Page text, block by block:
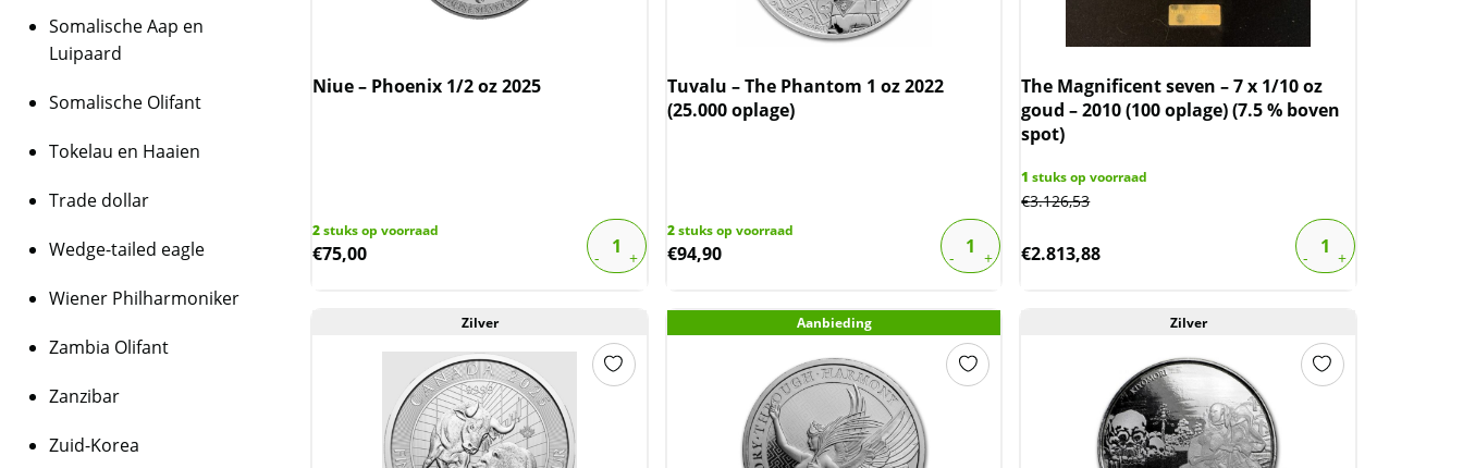
Niue – Phoenix 1/2 oz 2025
2stuks op voorraad
€75,00
Tuvalu – The Phantom 1 oz 2022
(25.000 oplage)
2stuks op voorraad
€94,90
The Magnificent seven – 7 x 1/10 oz
goud – 2010 (100 oplage) (7.5 % boven
spot)
1 stuks op voorraad
€3.126,53
€2.813,88
Zilver Aanbieding Zilver
Somalische Aap en
Luipaard
Somalische Olifant
Tokelau en Haaien
Trade dollar
Wedge-tailed eagle
Wiener Philharmoniker
Zambia Olifant
Zanzibar
Zuid-Korea